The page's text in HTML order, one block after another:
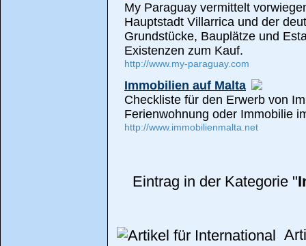
My Paraguay vermittelt
Hauptstadt Villarrica und der
Grundstücke, Bauplätze und
Existenzen zum Kauf.
http://www.my-paraguay.com
Immobilien auf Malta
Checkliste für den Erwerb von
Ferienwohnung oder Immobilie
http://www.immobilienmalta.net
Eintrag in der Kategorie "